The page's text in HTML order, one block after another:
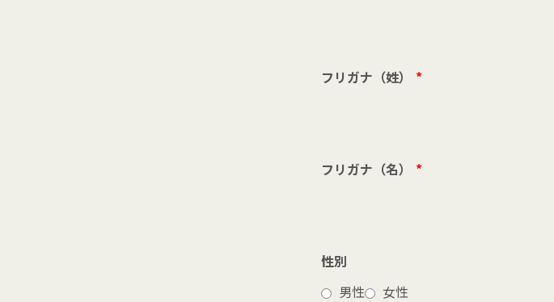
フリガナ（姓） *
フリガナ（名） *
性別
男性
女性